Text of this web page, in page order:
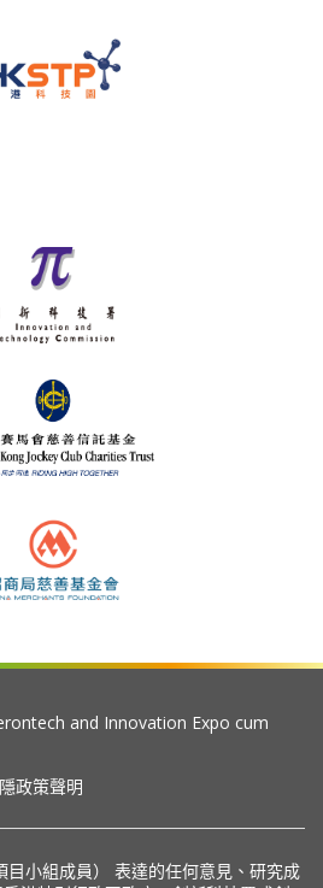
and Innovation Expo cum
政策聲明
小組成員） 表達的任何意見、研究成